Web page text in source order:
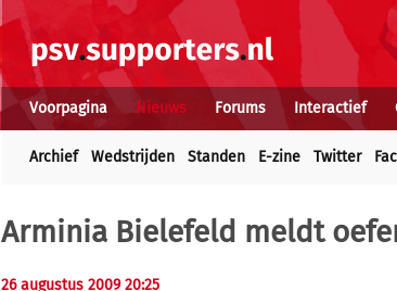
Voorpagina Nieuws Forums Interactief
Archief Wedstrijden Standen E-zine Twitter
Arminia Bielefeld meldt
26 augustus 2009 20:25